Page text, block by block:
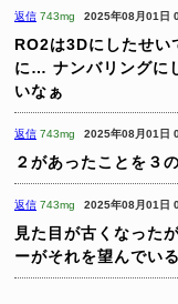
返信 743mg 2025年08月01日
RO2は3Dにしたせい
に… ナンバリングに
いなぁ
返信 743mg 2025年08月01日
２があったことを３
返信 743mg 2025年08月01日
見た目が古くなった
ーがそれを望んでい